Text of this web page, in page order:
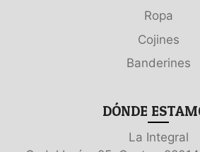
Ropa
Cojines
Banderines
DÓNDE
La Integral